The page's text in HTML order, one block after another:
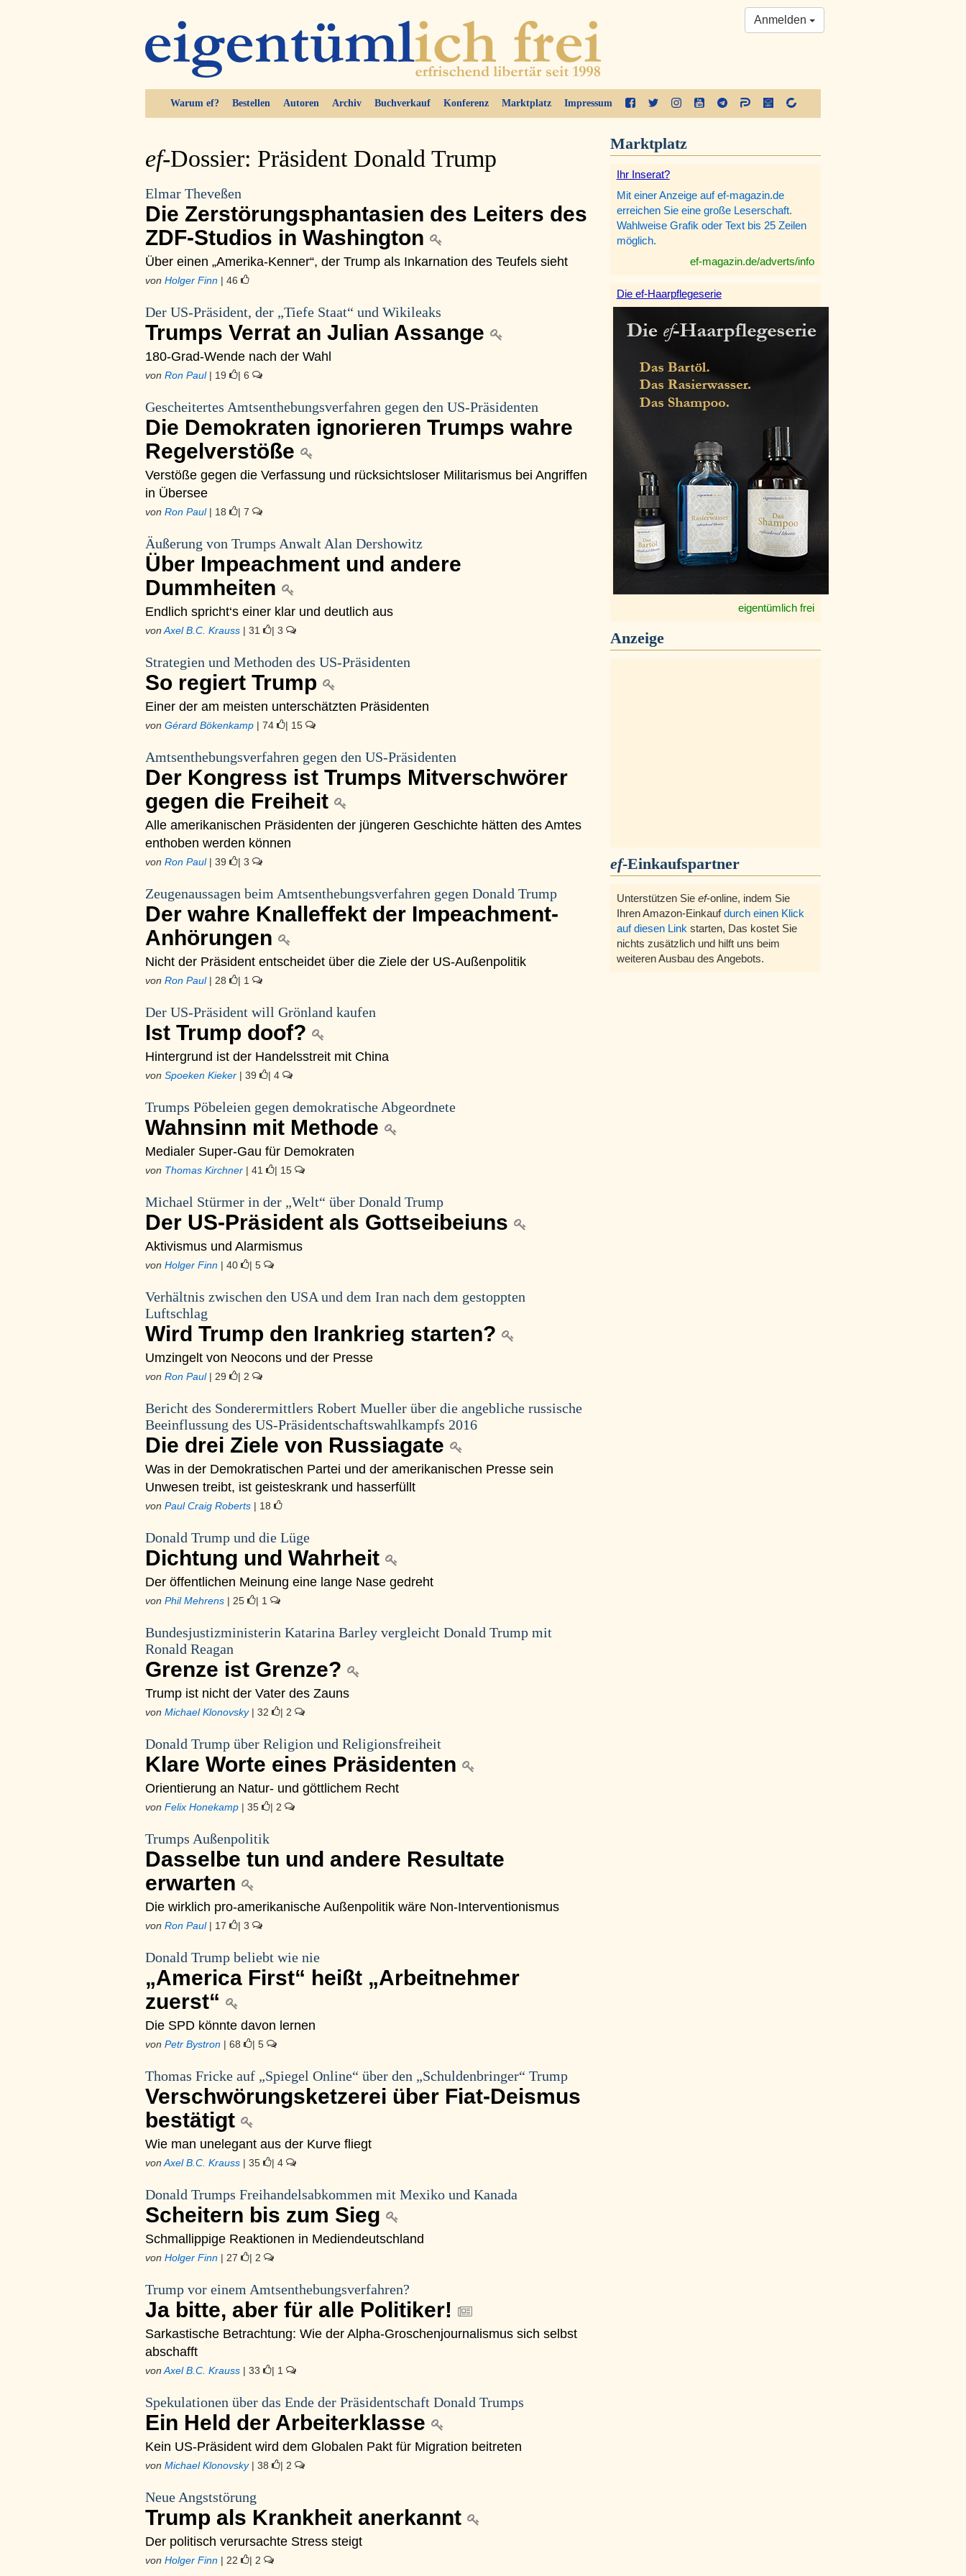
Warum ef? Bestellen Autoren Archiv Buchverkauf Konferenz Marktplatz Impressum
Anmelden
ef-Dossier: Präsident Donald Trump
Elmar Theveßen
Die Zerstörungsphantasien des Leiters des
ZDF-Studios in Washington
Über einen „Amerika-Kenner“, der Trump als Inkarnation des Teufels sieht
von Holger Finn | 46
Der US-Präsident, der „Tiefe Staat“ und Wikileaks
Trumps Verrat an Julian Assange
180-Grad-Wende nach der Wahl
von Ron Paul| 19 | 6
Gescheitertes Amtsenthebungsverfahren gegen den US-Präsidenten
Die Demokraten ignorieren Trumps wahre
Regelverstöße
Verstöße gegen die Verfassung und rücksichtsloser Militarismus bei Angriffen
in Übersee
von Ron Paul| 18 | 7
Äußerung von Trumps Anwalt Alan Dershowitz
Über Impeachment und andere
Dummheiten
Endlich spricht‘s einer klar und deutlich aus
von Axel B.C. Krauss | 31 | 3
Strategien und Methoden des US-Präsidenten
So regiert Trump
Einer der am meisten unterschätzten Präsidenten
von Gérard Bökenkamp | 74 | 15
Amtsenthebungsverfahren gegen den US-Präsidenten
Der Kongress ist Trumps Mitverschwörer
gegen die Freiheit
Alle amerikanischen Präsidenten der jüngeren Geschichte hätten des Amtes
enthoben werden können
von Ron Paul| 39 | 3
Zeugenaussagen beim Amtsenthebungsverfahren gegen Donald Trump
Der wahre Knalleffekt der Impeachment-
Anhörungen
Nicht der Präsident entscheidet über die Ziele der US-Außenpolitik
von Ron Paul| 28 | 1
Der US-Präsident will Grönland kaufen
Ist Trump doof?
Hintergrund ist der Handelsstreit mit China
von Spoeken Kieker | 39 | 4
Trumps Pöbeleien gegen demokratische Abgeordnete
Wahnsinn mit Methode
Medialer Super-Gau für Demokraten
von Thomas Kirchner | 41 | 15
Michael Stürmer in der „Welt“ über Donald Trump
Der US-Präsident als Gottseibeiuns
Aktivismus und Alarmismus
von Holger Finn | 40 | 5
Verhältnis zwischen den USA und dem Iran nach dem gestoppten
Luftschlag
Wird Trump den Irankrieg starten?
Umzingelt von Neocons und der Presse
von Ron Paul| 29 | 2
Bericht des Sonderermittlers Robert Mueller über die angebliche russische
Beeinflussung des US-Präsidentschaftswahlkampfs 2016
Die drei Ziele von Russiagate
Was in der Demokratischen Partei und der amerikanischen Presse sein
Unwesen treibt, ist geisteskrank und hasserfüllt
von Paul Craig Roberts | 18
Donald Trump und die Lüge
Dichtung und Wahrheit
Der öffentlichen Meinung eine lange Nase gedreht
von Phil Mehrens | 25 | 1
Bundesjustizministerin Katarina Barley vergleicht Donald Trump mit
Ronald Reagan
Grenze ist Grenze?
Trump ist nicht der Vater des Zauns
von Michael Klonovsky| 32 | 2
Donald Trump über Religion und Religionsfreiheit
Klare Worte eines Präsidenten
Orientierung an Natur- und göttlichem Recht
von Felix Honekamp | 35 | 2
Trumps Außenpolitik
Dasselbe tun und andere Resultate
erwarten
Die wirklich pro-amerikanische Außenpolitik wäre Non-Interventionismus
von Ron Paul| 17 | 3
Donald Trump beliebt wie nie
„America First“ heißt „Arbeitnehmer
zuerst“
Die SPD könnte davon lernen
von Petr Bystron | 68 | 5
Thomas Fricke auf „Spiegel Online“ über den „Schuldenbringer“ Trump
Verschwörungsketzerei über Fiat-Deismus
bestätigt
Wie man unelegant aus der Kurve fliegt
von Axel B.C. Krauss | 35 | 4
Donald Trumps Freihandelsabkommen mit Mexiko und Kanada
Scheitern bis zum Sieg
Schmallippige Reaktionen in Mediendeutschland
von Holger Finn | 27 | 2
Trump vor einem Amtsenthebungsverfahren?
Ja bitte, aber für alle Politiker!
Sarkastische Betrachtung: Wie der Alpha-Groschenjournalismus sich selbst
abschafft
von Axel B.C. Krauss | 33 | 1
Spekulationen über das Ende der Präsidentschaft Donald Trumps
Ein Held der Arbeiterklasse
Kein US-Präsident wird dem Globalen Pakt für Migration beitreten
von Michael Klonovsky| 38 | 2
Neue Angststörung
Trump als Krankheit anerkannt
Der politisch verursachte Stress steigt
von Holger Finn | 22 | 2
Marktplatz
Ihr Inserat?
Mit einer Anzeige auf ef-magazin.de
erreichen Sie eine große Leserschaft.
Wahlweise Grafik oder Text bis 25 Zeilen
möglich.
ef-magazin.de/adverts/info
Die ef-Haarpflegeserie
eigentümlich frei
Anzeige
ef-Einkaufspartner
Unterstützen Sie ef-online, indem Sie
Ihren Amazon-Einkaufdurch einen Klick
auf diesen Link starten, Das kostet Sie
nichts zusätzlich und hilft uns beim
weiteren Ausbau des Angebots.